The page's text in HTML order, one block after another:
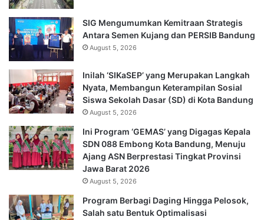
SIG Mengumumkan Kemitraan Strategis
Antara Semen Kujang dan PERSIB Bandung
August 5, 2026
Inilah ‘SIKaSEP’ yang Merupakan Langkah
Nyata, Membangun Keterampilan Sosial
Siswa Sekolah Dasar (SD) di Kota Bandung
August 5, 2026
Ini Program ‘GEMAS’ yang Digagas Kepala
SDN 088 Embong Kota Bandung, Menuju
Ajang ASN Berprestasi Tingkat Provinsi
Jawa Barat 2026
August 5, 2026
Program Berbagi Daging Hingga Pelosok,
Salah satu Bentuk Optimalisasi